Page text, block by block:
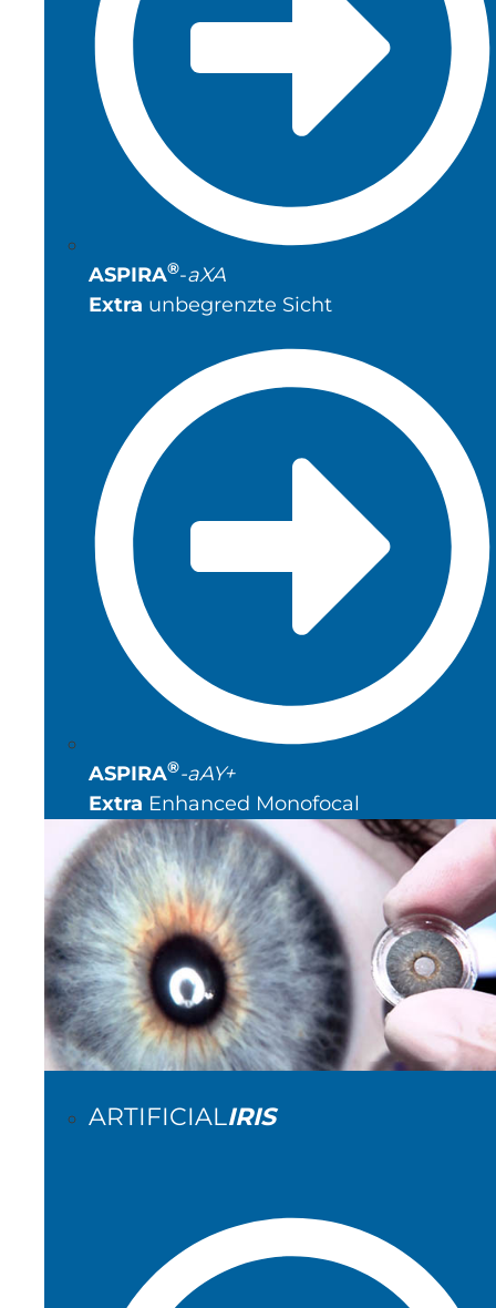
ASPIRA®-aXA
Extra unbegrenzte Sicht
ASPIRA®-aAY+
Extra Enhanced Monofocal
ARTIFICIALIRIS